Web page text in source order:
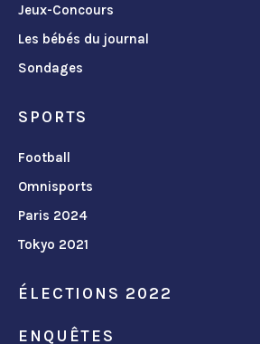
Jeux-Concours
Les bébés du journal
Sondages
SPORTS
Football
Omnisports
Paris 2024
Tokyo 2021
ÉLECTIONS 2022
ENQUÊTES